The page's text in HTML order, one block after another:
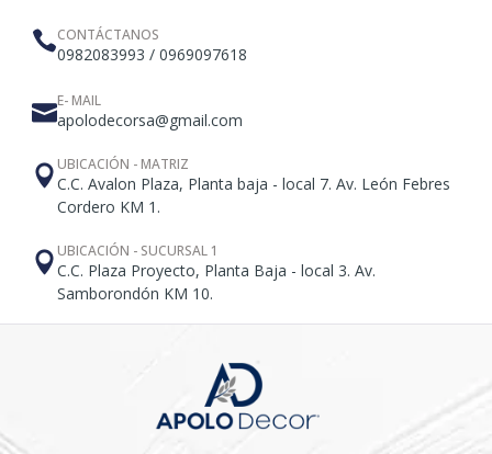
CONTÁCTANOS
0982083993 / 0969097618
E- MAIL
apolodecorsa@gmail.com
UBICACIÓN - MATRIZ
C.C. Avalon Plaza, Planta baja - local 7. Av. León Febres
Cordero KM 1.
UBICACIÓN - SUCURSAL 1
C.C. Plaza Proyecto, Planta Baja - local 3. Av.
Samborondón KM 10.